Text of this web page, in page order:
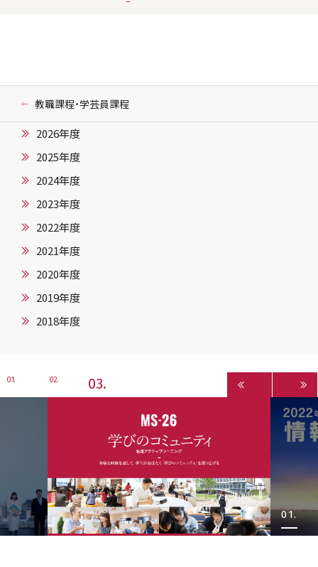
教職課程・学芸員課程
2026年度
2025年度
2024年度
2023年度
2022年度
2021年度
2020年度
2019年度
2018年度
1 2 3